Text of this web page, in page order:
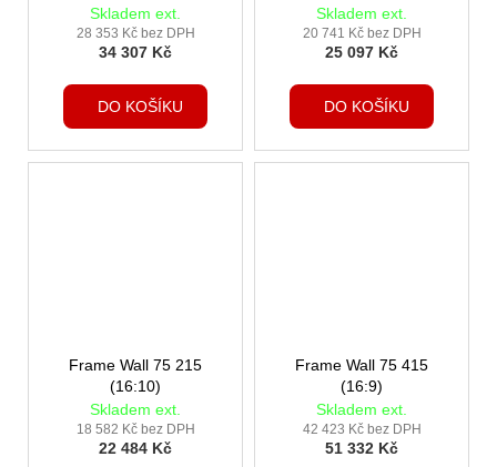
Skladem ext.
28 353 Kč bez DPH
34 307 Kč
DO KOŠÍKU
Skladem ext.
20 741 Kč bez DPH
25 097 Kč
DO KOŠÍKU
Frame Wall 75 215
(16:10)
Skladem ext.
18 582 Kč bez DPH
22 484 Kč
Frame Wall 75 415
(16:9)
Skladem ext.
42 423 Kč bez DPH
51 332 Kč